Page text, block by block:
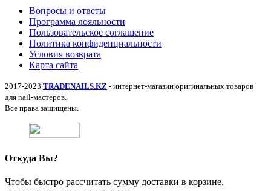
Вопросы и ответы
Программа лояльности
Пользовательское соглашение
Политика конфиденциальности
Условия возврата
Карта сайта
2017-2023 TRADENAILS.KZ - интернет-магазин оригинальных товаров
для nail-мастеров.
Все права защищены.
Откуда Вы?
Чтобы быстро рассчитать сумму доставки в корзине,